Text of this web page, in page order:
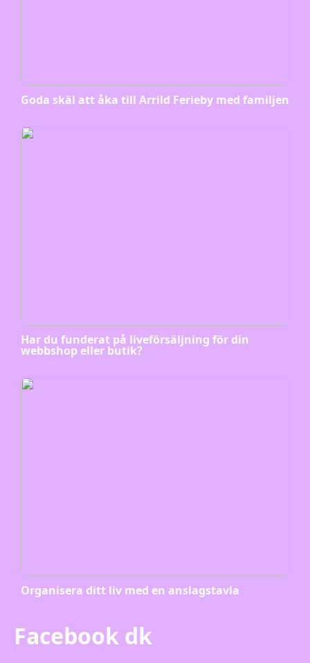
Goda skäl att åka till Arrild Ferieby med familjen
Har du funderat på liveförsäljning för din
webbshop eller butik?
Organisera ditt liv med en anslagstavla
Facebook dk